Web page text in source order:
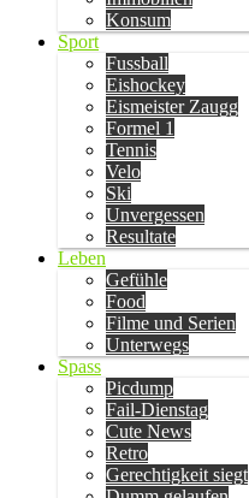
Konsum
Sport
Fussball
Eishockey
Eismeister Zaugg
Formel 1
Tennis
Velo
Ski
Unvergessen
Resultate
Leben
Gefühle
Food
Filme und Serien
Unterwegs
Spass
Picdump
Fail-Dienstag
Cute News
Retro
Gerechtigkeit siegt